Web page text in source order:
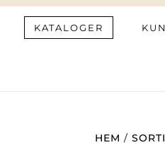
KATALOGER
HEM /